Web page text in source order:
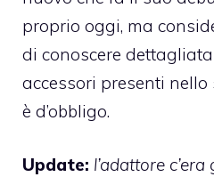
proprio oggi, ma
di conoscere
accessori presenti
è d’obbligo.
Update: l’adattore